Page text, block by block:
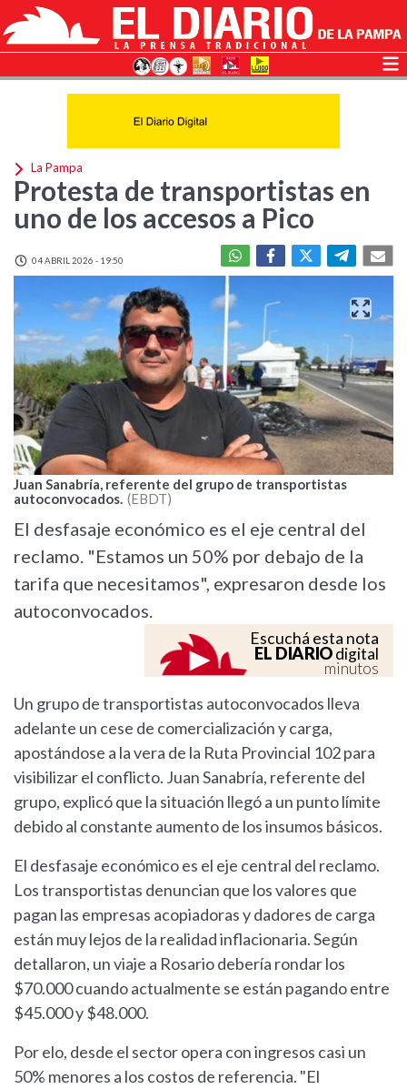
La Pampa
Protesta de transportistas en
uno de los accesos a Pico
04 ABRIL 2026 - 19:50
Juan Sanabría, referente del grupo de transportistas
autoconvocados. EBDT
El desfasaje económico es el eje central del
reclamo. "Estamos un 50% por debajo de la
tarifa que necesitamos", expresaron desde los
autoconvocados.
Escuchá esta nota
EL DIARIOdigital
minutos
Un grupo de transportistas autoconvocados lleva
adelante un cese de comercialización y carga,
apostándose a la vera de la Ruta Provincial 102 para
visibilizar el conflicto. Juan Sanabría, referente del
grupo, explicó que la situación llegó a un punto límite
debido al constante aumento de los insumos básicos.
El desfasaje económico es el eje central del reclamo.
Los transportistas denuncian que los valores que
pagan las empresas acopiadoras y dadores de carga
están muy lejos de la realidad inflacionaria. Según
detallaron, un viaje a Rosario debería rondar los
$70.000 cuando actualmente se están pagando entre
$45.000 y $48.000.
Por elo, desde el sector opera con ingresos casi un
50% menores a los costos de referencia. "El